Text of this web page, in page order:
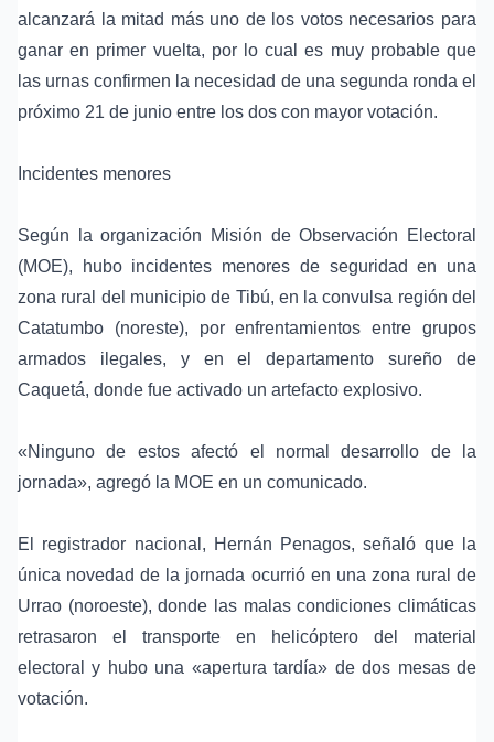
alcanzará la mitad más uno de los votos necesarios para
ganar en primer vuelta, por lo cual es muy probable que
las urnas confirmen la necesidad de una segunda ronda el
próximo 21 de junio entre los dos con mayor votación.
Incidentes menores
Según la organización Misión de Observación Electoral
(MOE), hubo incidentes menores de seguridad en una
zona rural del municipio de Tibú, en la convulsa región del
Catatumbo (noreste), por enfrentamientos entre grupos
armados ilegales, y en el departamento sureño de
Caquetá, donde fue activado un artefacto explosivo.
«Ninguno de estos afectó el normal desarrollo de la
jornada», agregó la MOE en un comunicado.
El registrador nacional, Hernán Penagos, señaló que la
única novedad de la jornada ocurrió en una zona rural de
Urrao (noroeste), donde las malas condiciones climáticas
retrasaron el transporte en helicóptero del material
electoral y hubo una «apertura tardía» de dos mesas de
votación.